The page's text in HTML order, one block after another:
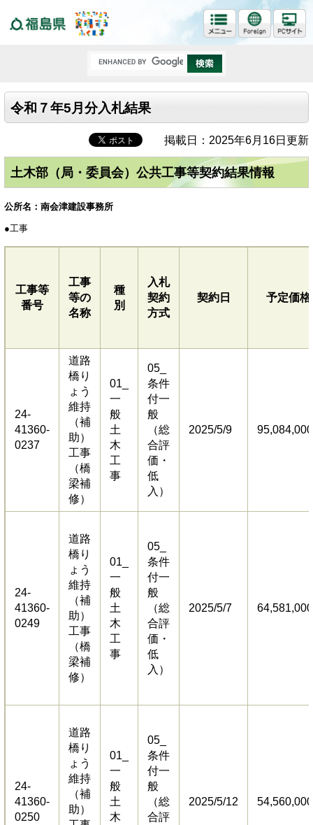
令和７年5月分入札結果
掲載日：2025年6月16日更新
土木部（局・委員会）公共工事等契約結果情報
公所名：南会津建設事務所
●工事
工事等
番号
工事
等の
名称
種
別
入札
契約
方式
契約日 予定価格
24-
41360-
0237
道路
橋り
ょう
維持
（補
助）
工事
（橋
梁補
修）
01_
一
般
土
木
工
事
05_
条件
付一
般
（総
合評
価・
低
入）
2025/5/9 95,084,000
24-
41360-
0249
道路
橋り
ょう
維持
（補
助）
工事
（橋
梁補
修）
01_
一
般
土
木
工
事
05_
条件
付一
般
（総
合評
価・
低
入）
2025/5/7 64,581,000
24-
41360-
0250
道路
橋り
ょう
維持
（補
助）
01_
一
般
土
木
05_
条件
付一
般
（総
合評
2025/5/12 54,560,000